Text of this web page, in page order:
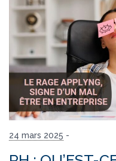
24 mars 2025 -